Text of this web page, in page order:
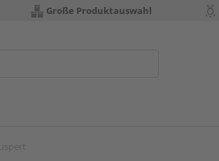
Große Produktauswahl